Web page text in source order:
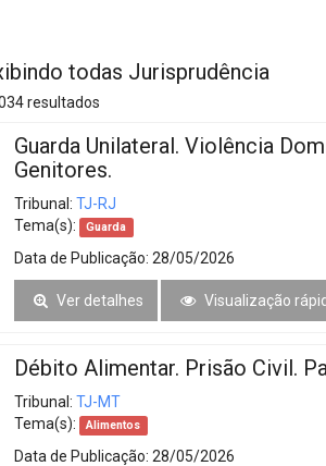
todas Jurisprudência
resultados
Guarda Unilateral. Violência
Genitores.
Tribunal: TJ-RJ
Tema(s):
Guarda
Data de Publicação: 28/05/2026
Ver detalhes Visualização
Débito Alimentar. Prisão Civil.
Tribunal: TJ-MT
Tema(s):
Alimentos
Data de Publicação: 28/05/2026